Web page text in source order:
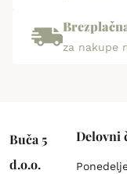
za nakupe
Buča 5
d.o.o.
Delovni